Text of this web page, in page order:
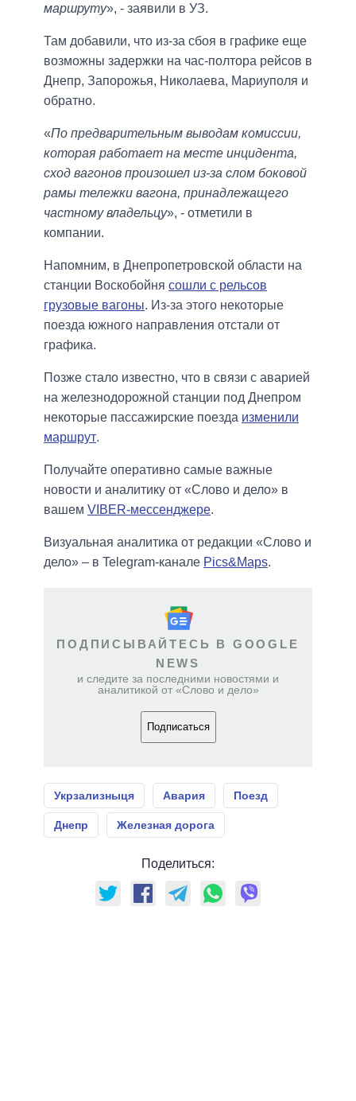
маршруту», - заявили в УЗ.
Там добавили, что из-за сбоя в графике еще
возможны задержки на час-полтора рейсов в
Днепр, Запорожья, Николаева, Мариуполя и
обратно.
«По предварительным выводам комиссии,
которая работает на месте инцидента,
сход вагонов произошел из-за слом боковой
рамы тележки вагона, принадлежащего
частному владельцу», - отметили в
компании.
Напомним, в Днепропетровской области на
станции Воскобойня сошли с рельсов
грузовые вагоны. Из-за этого некоторые
поезда южного направления отстали от
графика.
Позже стало известно, что в связи с аварией
на железнодорожной станции под Днепром
некоторые пассажирские поезда изменили
маршрут.
Получайте оперативно самые важные
новости и аналитику от «Слово и дело» в
вашем VIBER-мессенджере.
Визуальная аналитика от редакции «Слово и
дело» – в Telegram-канале Pics&Maps.
ПОДПИСЫВАЙТЕСЬ В GOOGLE
NEWS
и следите за последними новостями и
аналитикой от «Слово и дело»
Подписаться
Укрзализныця Авария Поезд
Днепр Железная дорога
Поделиться: